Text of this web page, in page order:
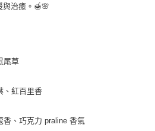
上)免運費
以上)免運費
與治癒。🍯🌸
尾草
、紅百里香
香、巧克力 praline 香氣